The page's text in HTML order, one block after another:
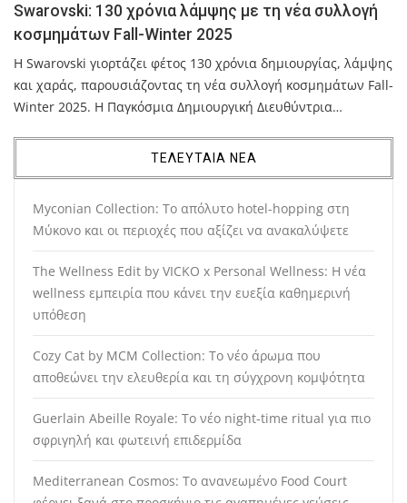
Swarovski: 130 χρόνια λάμψης με τη νέα συλλογή
κοσμημάτων Fall-Winter 2025
Η Swarovski γιορτάζει φέτος 130 χρόνια δημιουργίας, λάμψης
και χαράς, παρουσιάζοντας τη νέα συλλογή κοσμημάτων Fall-
Winter 2025. Η Παγκόσμια Δημιουργική Διευθύντρια…
ΤΕΛΕΥΤΑΙΑ ΝΕΑ
Myconian Collection: Το απόλυτο hotel-hopping στη
Μύκονο και οι περιοχές που αξίζει να ανακαλύψετε
The Wellness Edit by VICKO x Personal Wellness: Η νέα
wellness εμπειρία που κάνει την ευεξία καθημερινή
υπόθεση
Cozy Cat by MCM Collection: Το νέο άρωμα που
αποθεώνει την ελευθερία και τη σύγχρονη κομψότητα
Guerlain Abeille Royale: Το νέο night-time ritual για πιο
σφριγηλή και φωτεινή επιδερμίδα
Mediterranean Cosmos: Το ανανεωμένο Food Court